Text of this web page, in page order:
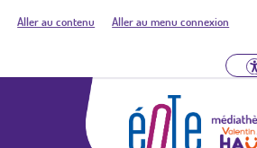
Aller au contenu Aller au menu connexion